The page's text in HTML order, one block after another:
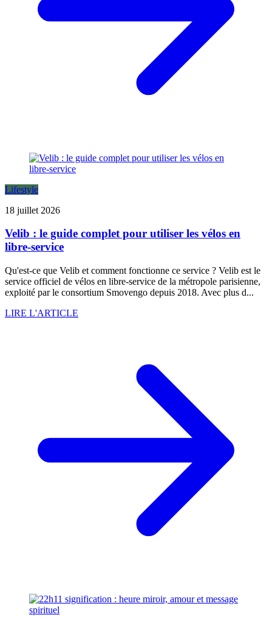
Lifestyle
18 juillet 2026
Velib : le guide complet pour utiliser les vélos en
libre-service
Qu'est-ce que Velib et comment fonctionne ce service ? Velib est le
service officiel de vélos en libre-service de la métropole parisienne,
exploité par le consortium Smovengo depuis 2018. Avec plus d...
LIRE L'ARTICLE